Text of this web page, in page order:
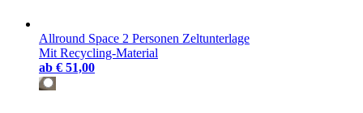
Allround Space 2 Personen Zeltunterlage
Mit Recycling-Material
ab € 51,00